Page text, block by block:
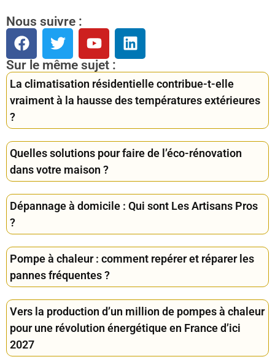
Nous suivre :
Sur le même sujet :
La climatisation résidentielle contribue-t-elle
vraiment à la hausse des températures extérieures
?
Quelles solutions pour faire de l’éco-rénovation
dans votre maison ?
Dépannage à domicile : Qui sont Les Artisans Pros
?
Pompe à chaleur : comment repérer et réparer les
pannes fréquentes ?
Vers la production d’un million de pompes à chaleur
pour une révolution énergétique en France d’ici
2027